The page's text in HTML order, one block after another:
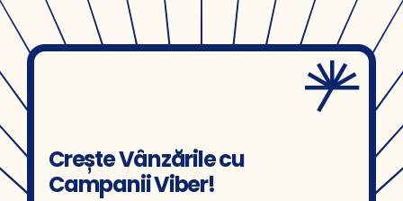
Crește Vânzările cu
Campanii Viber!